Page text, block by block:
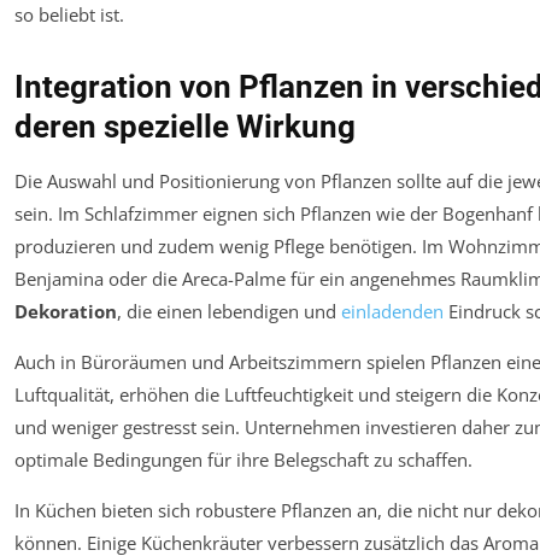
so beliebt ist.
Integration von Pflanzen in
deren spezielle Wirkung
Die Auswahl und Positionierung von Pflanzen sollte auf die
sein. Im Schlafzimmer eignen sich Pflanzen wie der
produzieren und zudem wenig Pflege benötigen. Im
Benjamina oder die Areca-Palme für ein angenehmes
Dekoration, die einen lebendigen und einladenden Eindruck
Auch in Büroräumen und Arbeitszimmern spielen Pflanzen
Luftqualität, erhöhen die Luftfeuchtigkeit und steigern die
und weniger gestresst sein. Unternehmen investieren daher
optimale Bedingungen für ihre Belegschaft zu schaffen.
In Küchen bieten sich robustere Pflanzen an, die nicht nur
können. Einige Küchenkräuter verbessern zusätzlich das